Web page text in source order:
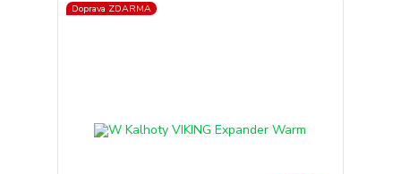
Doprava ZDARMA